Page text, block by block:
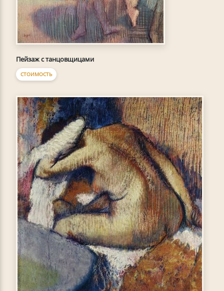
Пейзаж с танцовщицами
СТОИМОСТЬ